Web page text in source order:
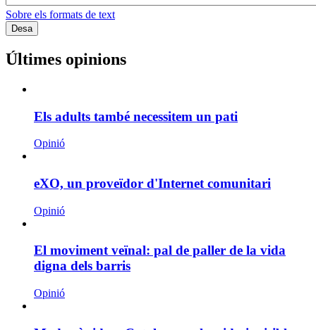
Sobre els formats de text
Últimes opinions
Els adults també necessitem un pati
Opinió
eXO, un proveïdor d'Internet comunitari
Opinió
El moviment veïnal: pal de paller de la vida
digna dels barris
Opinió